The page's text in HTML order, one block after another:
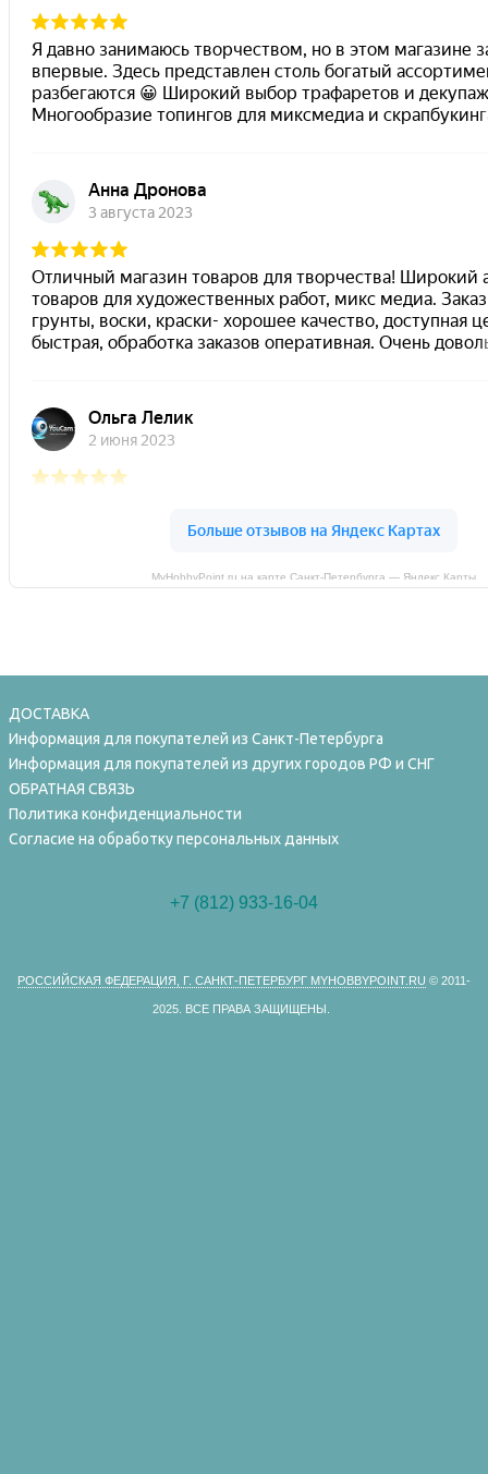
MyHobbyPoint.ru на карте Санкт‑Петербурга — Яндекс Карты
ДОСТАВКА
Информация для покупателей из Санкт-Петербурга
Информация для покупателей из других городов РФ и СНГ
ОБРАТНАЯ СВЯЗЬ
Политика конфиденциальности
Согласие на обработку персональных данных
+7 (812) 933-16-04
РОССИЙСКАЯ ФЕДЕРАЦИЯ, Г. САНКТ-ПЕТЕРБУРГ MYHOBBYPOINT.RU © 2011-
2025. ВСЕ ПРАВА ЗАЩИЩЕНЫ.